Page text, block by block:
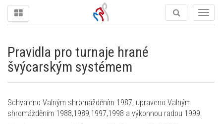
Pravidla pro turnaje hrané
švýcarským systémem
Schváleno Valným shromážděním 1987, upraveno Valným
shromážděním 1988,1989,1997,1998 a výkonnou radou 1999.